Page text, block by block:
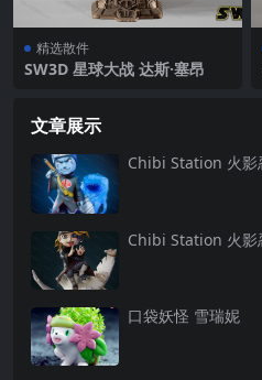
精选散件
SW3D 星球大战 达斯·塞昂
文章展示
Chibi Station 火影
Chibi Station 火影
口袋妖怪 雪瑞妮